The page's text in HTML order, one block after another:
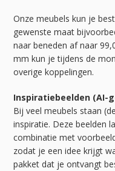
Onze meubels kun je
gewenste maat
naar beneden af naar
mm kun je tijdens de
overige koppelingen.
Inspiratiebeelden (AI-
Bij veel meubels staan
inspiratie. Deze beelden
combinatie met
zodat je een idee krijgt
pakket dat je ontvangt